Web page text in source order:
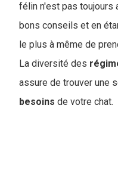
félin n'est pas toujours
bons conseils et en
le plus à même de
La diversité des
assure de trouver une
besoins de votre chat.